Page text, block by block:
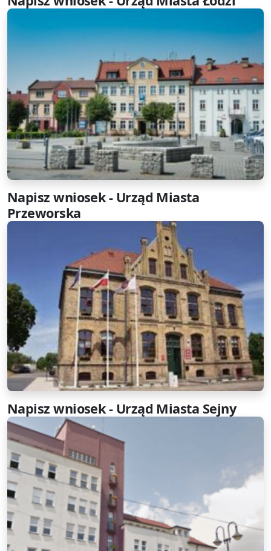
Napisz wniosek - Urząd Miasta
Przeworska
Napisz wniosek - Urząd Miasta Sejny